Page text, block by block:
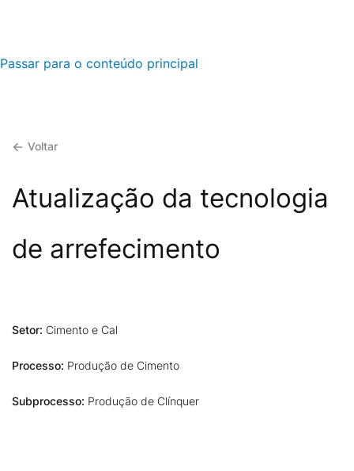
Passar para o conteúdo principal
Voltar
Atualização da tecnologia
de arrefecimento
Setor: Cimento e Cal
Processo: Produção de Cimento
Subprocesso: Produção de Clínquer